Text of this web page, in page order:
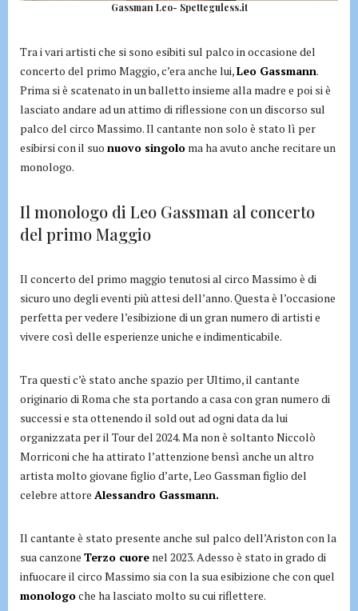
Gassman Leo- Spetteguless.it
Tra i vari artisti che si sono esibiti sul palco in occasione del
concerto del primo Maggio, c’era anche lui,Leo Gassmann.
Prima si è scatenato in un balletto insieme alla madre e poi si è
lasciato andare ad un attimo di riflessione con un discorso sul
palco del circo Massimo. Il cantante non solo è stato lì per
esibirsi con il suo nuovo singolo ma ha avuto anche recitare un
monologo.
Il monologo di Leo Gassman al concerto
del primo Maggio
Il concerto del primo maggio tenutosi al circo Massimo è di
sicuro uno degli eventi più attesi dell’anno. Questa è l’occasione
perfetta per vedere l’esibizione di un gran numero di artisti e
vivere così delle esperienze uniche e indimenticabile.
Tra questi c’è stato anche spazio per Ultimo, il cantante
originario di Roma che sta portando a casa con gran numero di
successi e sta ottenendo il sold out ad ogni data da lui
organizzata per il Tour del 2024. Ma non è soltanto Niccolò
Morriconi che ha attirato l’attenzione bensì anche un altro
artista molto giovane figlio d’arte, Leo Gassman figlio del
celebre attore Alessandro Gassmann.
Il cantante è stato presente anche sul palco dell’Ariston con la
sua canzone Terzo cuore nel 2023. Adesso è stato in grado di
infuocare il circo Massimo sia con la sua esibizione che con quel
monologoche ha lasciato molto su cui riflettere.